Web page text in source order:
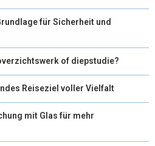
für Sicherheit und
of diepstudie?
Reiseziel voller Vielfalt
mit Glas für mehr